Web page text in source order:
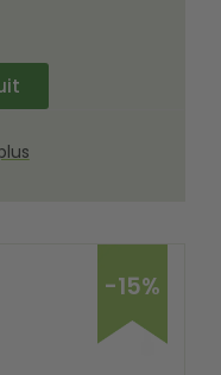
-15%